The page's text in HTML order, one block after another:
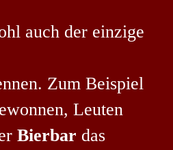
auch der einzige
Zum Beispiel
Leuten
Bierbar das